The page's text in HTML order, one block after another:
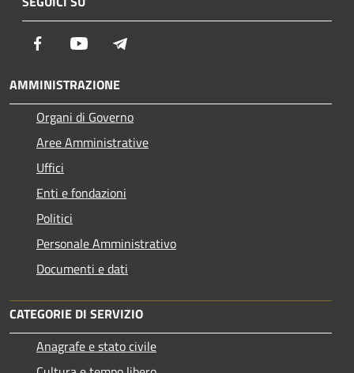
Facebook Youtube
AMMINISTRAZIONE
Organi di Governo
Aree Amministrative
Uffici
Enti e fondazioni
Politici
Personale Amministrativo
Documenti e dati
CATEGORIE DI SERVIZIO
Anagrafe e stato civile